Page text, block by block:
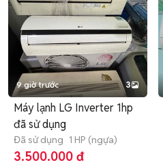
9 giờ trước 3
Máy lạnh LG Inverter 1hp
đã sử dụng
Đã sử dụng 1 HP (ngựa)
3.500.000 đ